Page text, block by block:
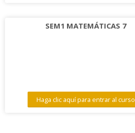
SEM1 MATEMÁTICAS 7
Haga clic aquí para entrar al curso